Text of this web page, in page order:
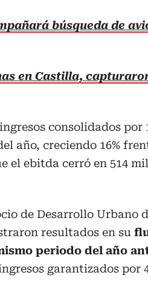
búsqueda de
en Castilla,
consolidados por
año, creciendo 16%
el ebitda cerró en 514
de Desarrollo Urbano
resultados en su
periodo del año
garantizados por